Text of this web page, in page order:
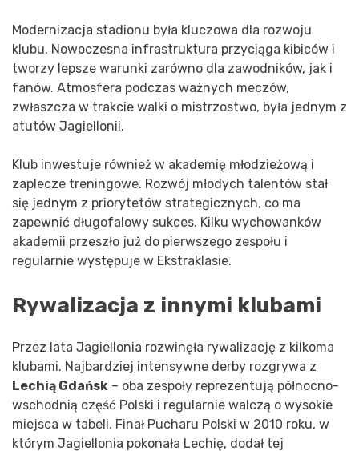
Modernizacja stadionu była kluczowa dla rozwoju
klubu. Nowoczesna infrastruktura przyciąga kibiców i
tworzy lepsze warunki zarówno dla zawodników, jak i
fanów. Atmosfera podczas ważnych meczów,
zwłaszcza w trakcie walki o mistrzostwo, była jednym z
atutów Jagiellonii.
Klub inwestuje również w akademię młodzieżową i
zaplecze treningowe. Rozwój młodych talentów stał
się jednym z priorytetów strategicznych, co ma
zapewnić długofalowy sukces. Kilku wychowanków
akademii przeszło już do pierwszego zespołu i
regularnie występuje w Ekstraklasie.
Rywalizacja z innymi klubami
Przez lata Jagiellonia rozwinęła rywalizację z kilkoma
klubami. Najbardziej intensywne derby rozgrywa z
Lechią Gdańsk – oba zespoły reprezentują północno-
wschodnią część Polski i regularnie walczą o wysokie
miejsca w tabeli. Finał Pucharu Polski w 2010 roku, w
którym Jagiellonia pokonała Lechię, dodał tej